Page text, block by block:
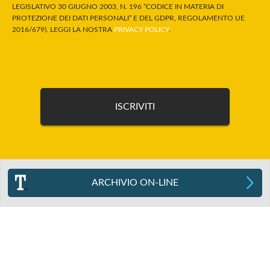
LEGISLATIVO 30 GIUGNO 2003, N. 196 “CODICE IN MATERIA DI
PROTEZIONE DEI DATI PERSONALI” E DEL GDPR, REGOLAMENTO UE
2016/679). LEGGI LA NOSTRA PRIVACY POLICY.
ARCHIVIO ON-LINE